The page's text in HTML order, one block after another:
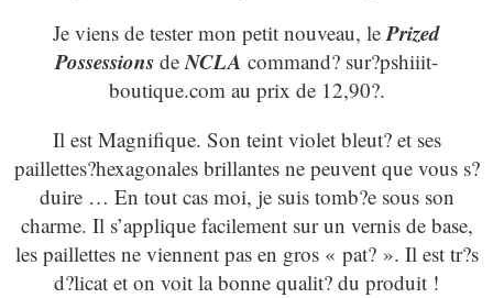
Je viens de tester mon petit nouveau, lePrized
Possessions deNCLA command? sur?pshiiit-
boutique.com au prix de 12,90?.
Il est Magnifique. Son teint violet bleut? et ses
paillettes?hexagonales brillantes ne peuvent que vous s?
duire … En tout cas moi, je suis tomb?e sous son
charme. Il s’applique facilement sur un vernis de base,
les paillettes ne viennent pas en gros « pat? ». Il est tr?s
d?licat et on voit la bonne qualit? du produit !